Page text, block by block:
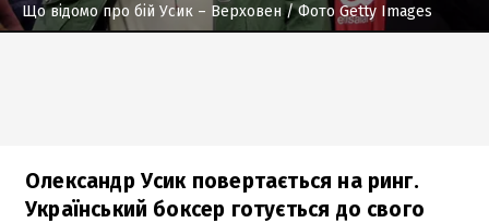
Що відомо про бій Усик – Верховен / Фото Getty Images
Олександр Усик повертається на ринг.
Український боксер готується до свого